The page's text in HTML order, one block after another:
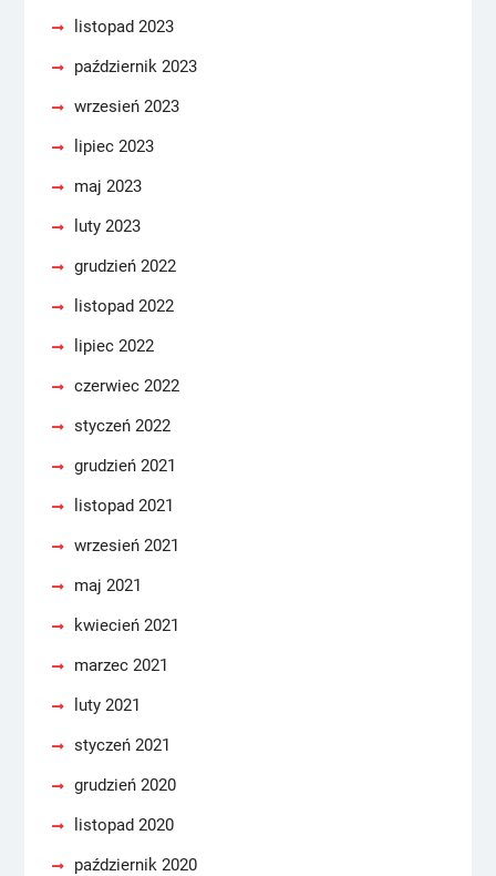
listopad 2023
październik 2023
wrzesień 2023
lipiec 2023
maj 2023
luty 2023
grudzień 2022
listopad 2022
lipiec 2022
czerwiec 2022
styczeń 2022
grudzień 2021
listopad 2021
wrzesień 2021
maj 2021
kwiecień 2021
marzec 2021
luty 2021
styczeń 2021
grudzień 2020
listopad 2020
październik 2020